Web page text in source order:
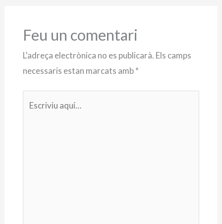
Feu un comentari
L'adreça electrònica no es publicarà. Els camps
necessaris estan marcats amb*